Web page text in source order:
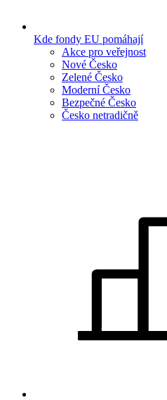
Kde fondy EU pomáhají
Akce pro veřejnost
Nové Česko
Zelené Česko
Moderní Česko
Bezpečné Česko
Česko netradičně